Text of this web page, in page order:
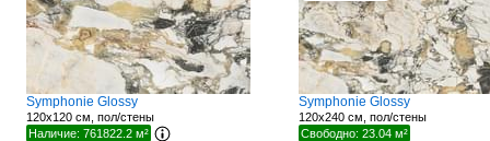
Symphonie Glossy
120x120 см, пол/стены
Наличие: 761822.2 м²
Symphonie Glossy
120x240 см, пол/стены
Свободно: 23.04 м²